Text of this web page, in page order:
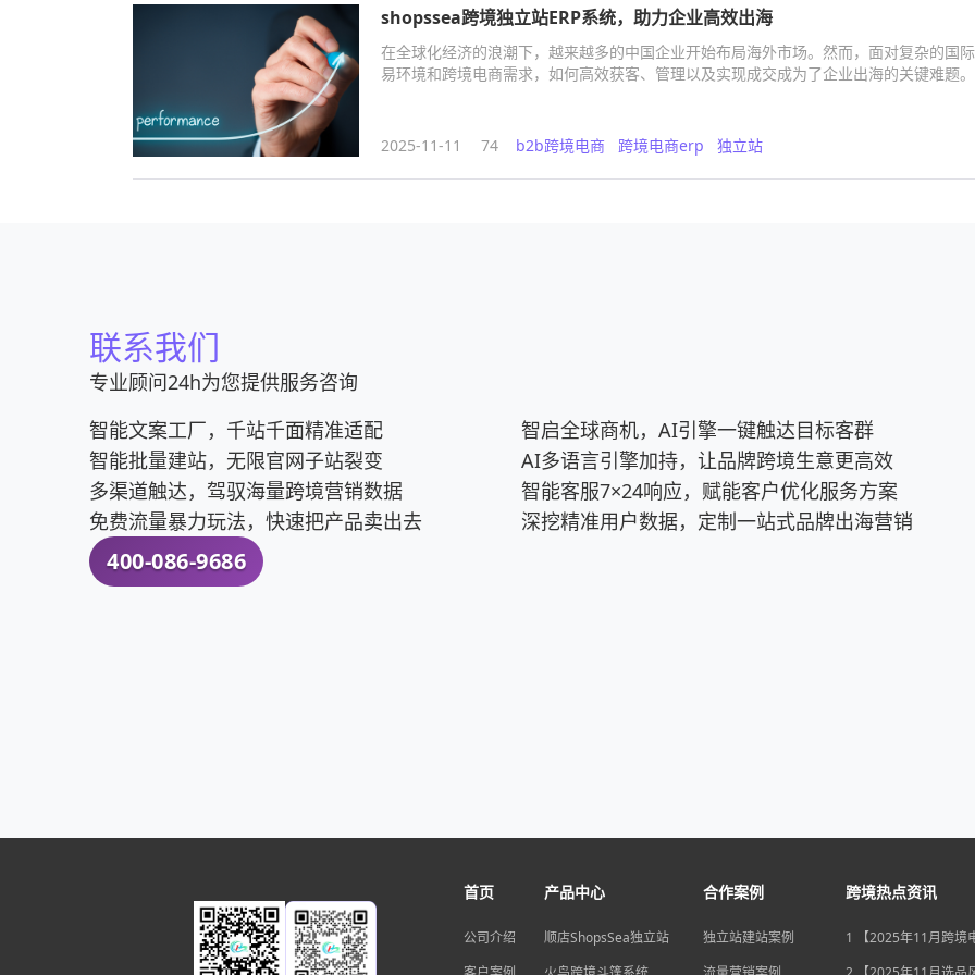
shopssea跨境独立站ERP系统，助力企业高效出海
在全球化经济的浪潮下，越来越多的中国企业开始布局海外市场。然而，面对复杂的国
易环境和跨境电商需求，如何高效获客、管理以及实现成交成为了企业出海的关键难题。
2025-11-11 74 b2b跨境电商 跨境电商erp 独立站
联系我们
专业顾问24h为您提供服务咨询
智能文案工厂，千站千面精准适配
智能批量建站，无限官网子站裂变
多渠道触达，驾驭海量跨境营销数据
免费流量暴力玩法，快速把产品卖出去
400-086-9686
智启全球商机，AI引擎一键触达目标客群
AI多语言引擎加持，让品牌跨境生意更高效
智能客服7×24响应，赋能客户优化服务方案
深挖精准用户数据，定制一站式品牌出海营销
首页
公司介绍
产品中心
顺店ShopsSea独立站
合作案例
独立站建站案例
跨境热点资讯
1 【2025年11月跨境